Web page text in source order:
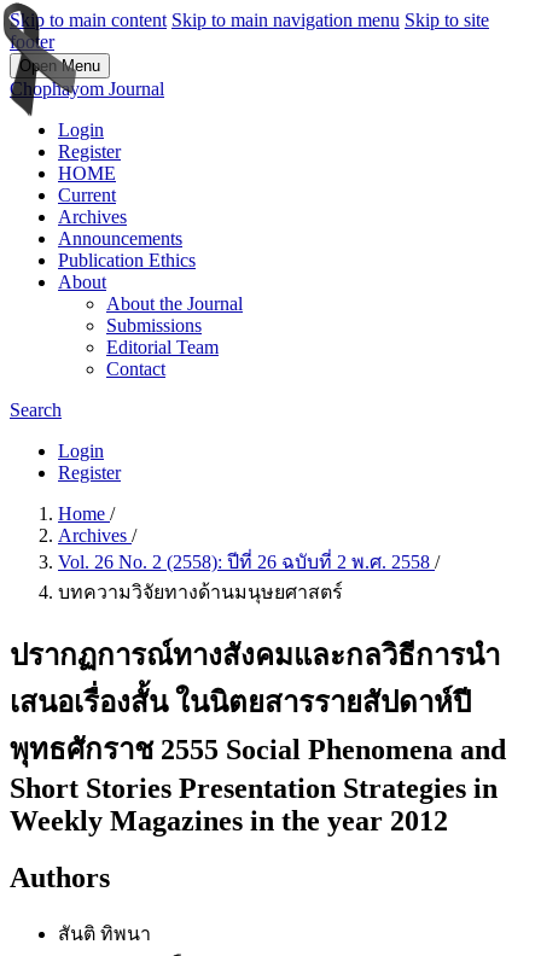
Skip to main content Skip to main navigation menu Skip to site
footer
Open Menu
Chophayom Journal
Login
Register
HOME
Current
Archives
Announcements
Publication Ethics
About
About the Journal
Submissions
Editorial Team
Contact
Search
Login
Register
Home /
Archives /
Vol. 26 No. 2 (2558): ปีที่ 26 ฉบับที่ 2 พ.ศ. 2558 /
บทความวิจัยทางด้านมนุษยศาสตร์
ปรากฏการณ์ทางสังคมและกลวิธีการนำ
เสนอเรื่องสั้น ในนิตยสารรายสัปดาห์ปี
พุทธศักราช 2555 Social Phenomena and
Short Stories Presentation Strategies in
Weekly Magazines in the year 2012
Authors
สันติ ทิพนา